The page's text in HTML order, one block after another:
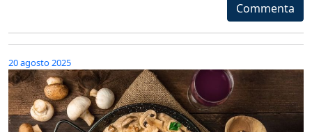
Commenta
20 agosto 2025